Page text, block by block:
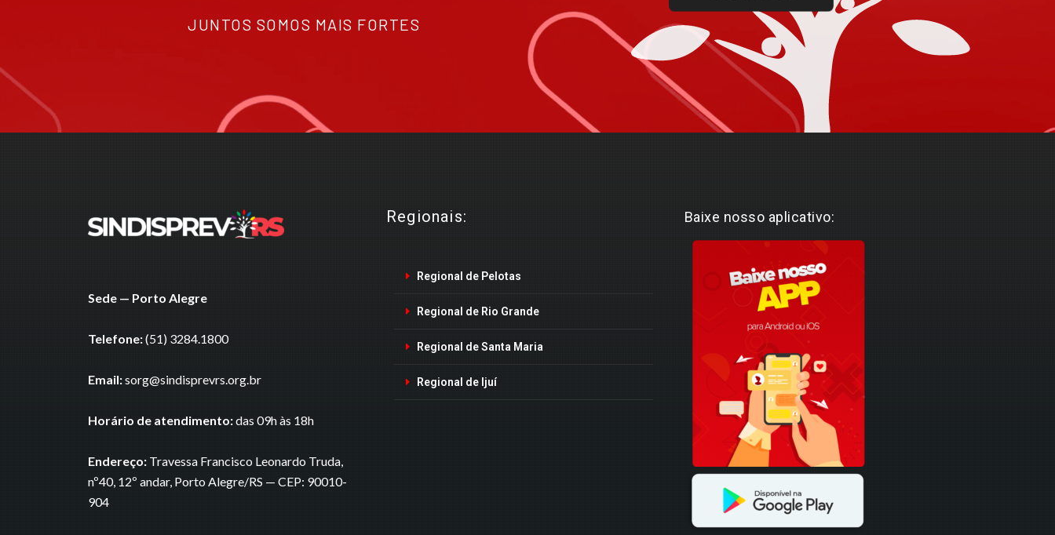
JUNTOS SOMOS MAIS FORTES
Sede — Porto Alegre
Telefone:(51) 3284.1800
Email:sorg@sindisprevrs.org.br
Horário de atendimento:das 09h às 18h
Endereço: Travessa Francisco Leonardo Truda,
nº40, 12º andar, Porto Alegre/RS — CEP: 90010-
904
Regionais:
Regional de Pelotas
Regional de Rio Grande
Regional de Santa Maria
Regional de Ijuí
Baixe nosso aplicativo: